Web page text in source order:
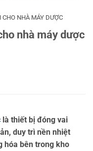
CHO NHÀ MÁY DƯỢC
nhà máy dược
là thiết bị đóng vai
duy trì nền nhiệt
hóa bên trong kho